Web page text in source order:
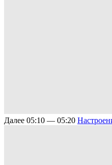
Далее 05:10 — 05:20